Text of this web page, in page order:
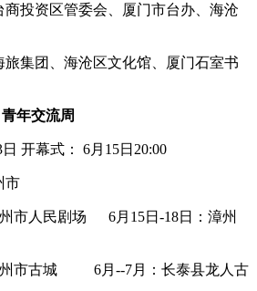
投资区管委会、厦门市台办、海沧
集团、海沧区文化馆、厦门石室书
年交流周
开幕式： 6月15日20:00
市
市人民剧场 6月15日-18日：漳州
市古城 6月--7月：长泰县龙人古